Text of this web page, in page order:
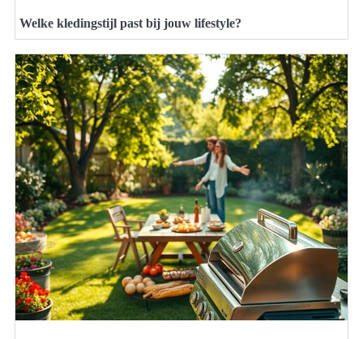
Welke kledingstijl past bij jouw lifestyle?